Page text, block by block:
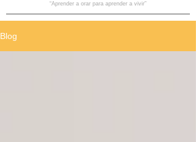
“Aprender a orar para aprender a vivir”
Blog